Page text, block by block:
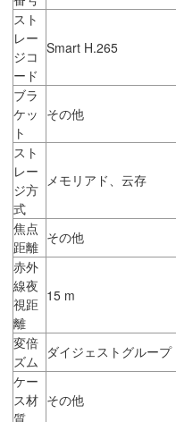
スト
レー
ジコ
ード
Smart H.265
ブラ
ケッ
ト
その他
スト
レー
ジ方
式
メモリアド、云存
焦点
距離
その他
赤外
線夜
視距
離
15 m
変倍
ズム
ダイジェストグループ
ケー
ス材
質
その他